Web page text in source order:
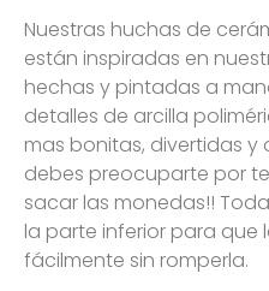
Nuestras huchas de
están inspiradas en
hechas y pintadas a
detalles de arcilla
mas bonitas, divertidas y
debes preocuparte por
sacar las monedas!!
la parte inferior para que
fácilmente sin romperla.